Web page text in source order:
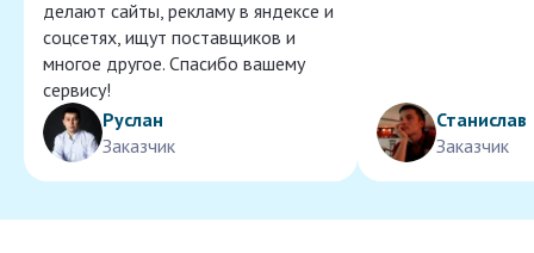
делают сайты, рекламу в яндексе и
соцсетях, ищут поставщиков и
многое другое. Спасибо вашему
сервису!
Руслан
Заказчик
Станислав
Заказчик